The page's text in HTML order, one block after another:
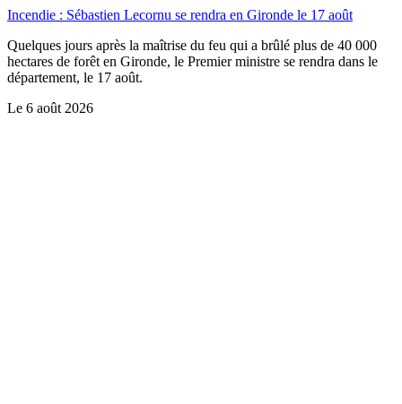
Incendie : Sébastien Lecornu se rendra en Gironde le 17 août
Quelques jours après la maîtrise du feu qui a brûlé plus de 40 000
hectares de forêt en Gironde, le Premier ministre se rendra dans le
département, le 17 août.
Le 6 août 2026